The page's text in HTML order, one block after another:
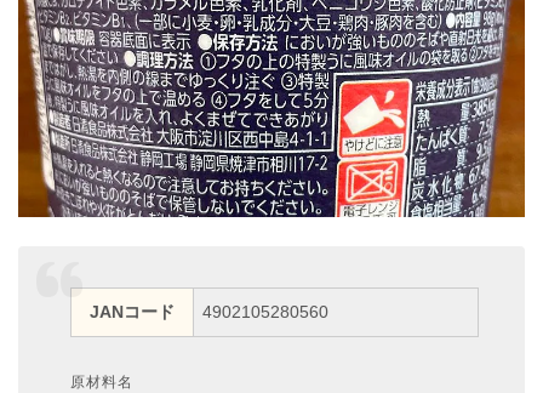
JANコード 4902105280560
原材料名